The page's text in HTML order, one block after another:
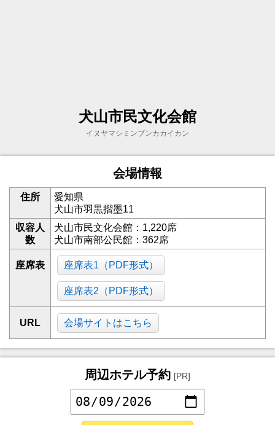
犬山市民文化会館
イヌヤマシミンブンカカイカン
会場情報
住所
愛知県
犬山市羽黒摺墨11
収容人
数
犬山市民文化会館：1,220席
犬山市南部公民館：362席
座席表 座席表1（PDF形式）
座席表2（PDF形式）
URL 会場サイトはこちら
周辺ホテル予約 [PR]